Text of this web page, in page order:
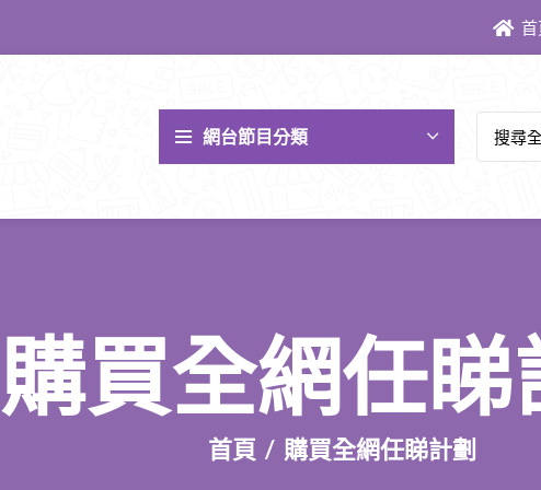
首
網台節目分類
購買全網任睇
首頁 購買全網任睇計劃